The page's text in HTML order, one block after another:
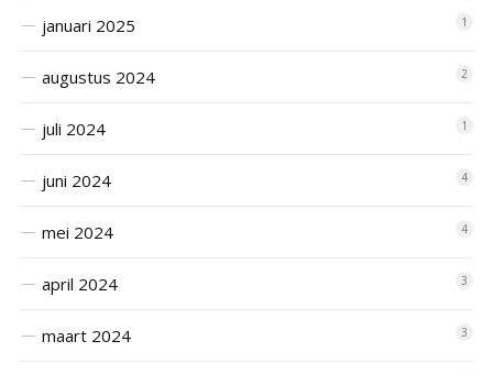
januari 2025 1
augustus 2024 2
juli 2024 1
juni 2024 4
mei 2024 4
april 2024 3
maart 2024 3